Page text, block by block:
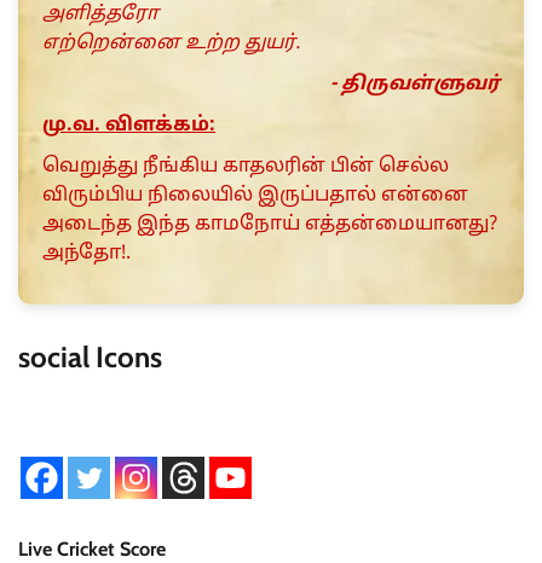
அளித்தரோ
எற்றென்னை உற்ற துயர்.
- திருவள்ளுவர்
மு.வ. விளக்கம்:
வெறுத்து நீங்கிய காதலரின் பின் செல்ல
விரும்பிய நிலையில் இருப்பதால் என்னை
அடைந்த இந்த காமநோய் எத்தன்மையானது?
அந்‌தோ!.
social Icons
Live Cricket Score